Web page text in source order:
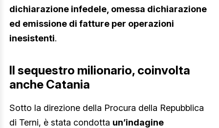
dichiarazione infedele, omessa dichiarazione
ed emissione di fatture per operazioni
inesistenti.
Il sequestro milionario, coinvolta
anche Catania
Sotto la direzione della Procura della Repubblica
di Terni, è stata condotta un’indagine